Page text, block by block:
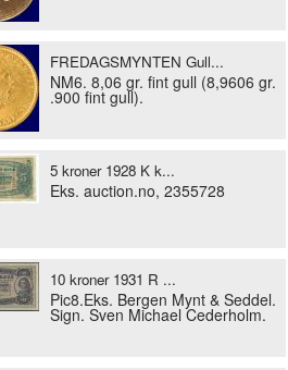
FREDAGSMYNTEN Gull...
NM6. 8,06 gr. fint gull (8,9606 gr.
.900 fint gull).
5 kroner 1928 K k...
Eks. auction.no, 2355728
10 kroner 1931 R ...
Pic8.Eks. Bergen Mynt & Seddel.
Sign. Sven Michael Cederholm.